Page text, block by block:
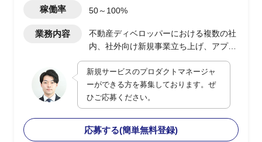
稼働率 50～100%
業務内容
不動産ディベロッパーにおける複数の社
内、社外向け新規事業立ち上げ、アプリ
ケーションサービス開発におけるプロダ
クトマネージャー
・toB、toC向けアプリケーションサービ
スの企画、開発進行、および社内業務部
門におけるAsIsToBe業務プロセス、運用
フローの整理
・26年春のリリースに向けたプロダクト
新規サービスのプロダクトマネージャ
ーができる方を募集しております。ぜ
ひご応募ください。
応募する(簡単無料登録)